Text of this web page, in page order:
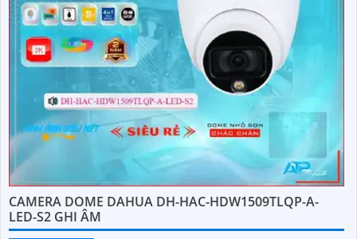
CAMERA DOME DAHUA DH-HAC-HDW1509TLQP-A-
LED-S2 GHI ÂM